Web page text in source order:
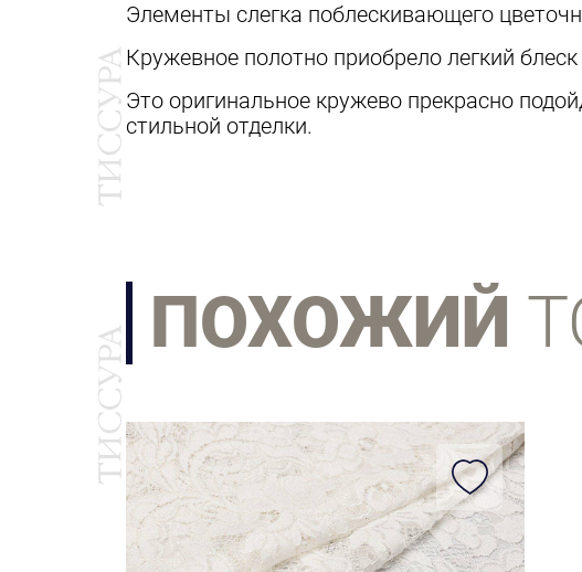
Элементы слегка поблескивающего
Кружевное полотно приобрело легкий
Это оригинальное кружево прекрасно
стильной отделки.
ПОХОЖИЙ